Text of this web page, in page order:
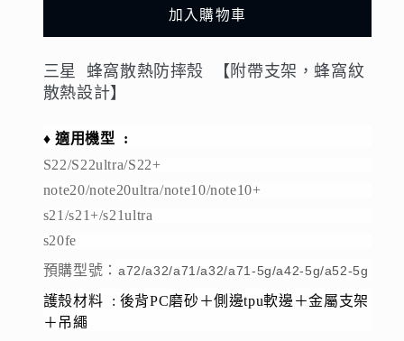
支
架，
蜂
紋
散
熱
設
計】
量
減
少
支
架，
散
熱
設
增
加入購物車
三星 蜂窩散熱防摔殼 【附帶支架，蜂窩紋
散熱設計】
♦️適用機型 :
S22/S22ultra/S22+
note20/note20ultra/note10/note10+
s21/s21+/s21ultra
s20fe
預購型號： a72/a32/a71/a32/a71-5g/a42-5g/a52-5g
護殼材料 : 後背PC磨砂＋側邊tpu軟邊＋金屬支架
＋吊繩